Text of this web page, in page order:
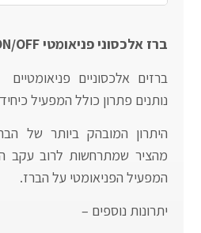
ברז אלכסוני פניאומטי ON/OFF דגם 7010
ברזים אלכסוניים
נותנים פתרון כולל המפעיל
היתרון המובהק ביותר של
מהציר שמתרחשות לרוב עקב
המפעיל הפניאומטי על הברז.
יתרונות נוספים –